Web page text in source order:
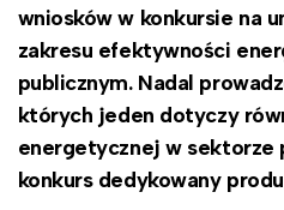
wniosków w konkursie na
zakresu efektywności
publicznym. Nadal
których jeden dotyczy
energetycznej w sektorze
konkurs dedykowany